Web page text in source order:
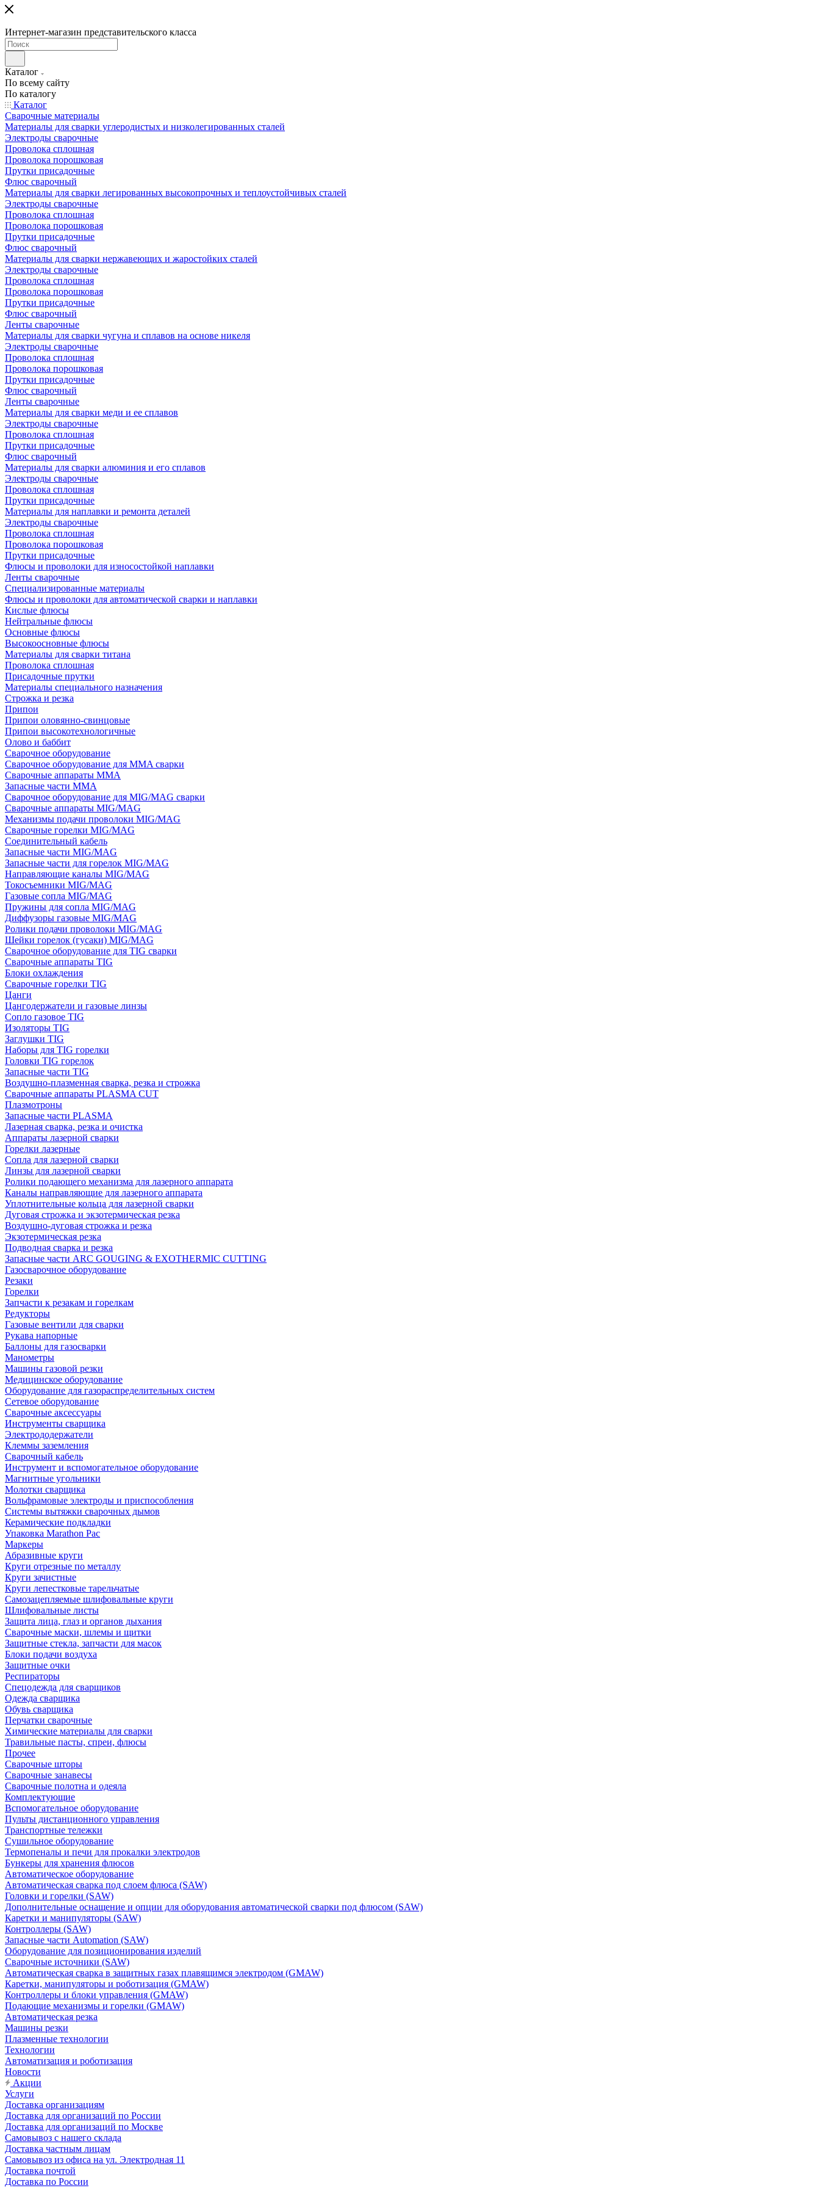
Интернет-магазин представительского класса
Каталог
По всему сайту
По каталогу
Каталог
Сварочные материалы
Материалы для сварки углеродистых и низколегированных сталей
Электроды сварочные
Проволока сплошная
Проволока порошковая
Прутки присадочные
Флюс сварочный
Материалы для сварки легированных высокопрочных и теплоустойчивых сталей
Электроды сварочные
Проволока сплошная
Проволока порошковая
Прутки присадочные
Флюс сварочный
Материалы для сварки нержавеющих и жаростойких сталей
Электроды сварочные
Проволока сплошная
Проволока порошковая
Прутки присадочные
Флюс сварочный
Ленты сварочные
Материалы для сварки чугуна и сплавов на основе никеля
Электроды сварочные
Проволока сплошная
Проволока порошковая
Прутки присадочные
Флюс сварочный
Ленты сварочные
Материалы для сварки меди и ее сплавов
Электроды сварочные
Проволока сплошная
Прутки присадочные
Флюс сварочный
Материалы для сварки алюминия и его сплавов
Электроды сварочные
Проволока сплошная
Прутки присадочные
Материалы для наплавки и ремонта деталей
Электроды сварочные
Проволока сплошная
Проволока порошковая
Прутки присадочные
Флюсы и проволоки для износостойкой наплавки
Ленты сварочные
Специализированные материалы
Флюсы и проволоки для автоматической сварки и наплавки
Кислые флюсы
Нейтральные флюсы
Основные флюсы
Высокоосновные флюсы
Материалы для сварки титана
Проволока сплошная
Присадочные прутки
Материалы специального назначения
Строжка и резка
Припои
Припои оловянно-свинцовые
Припои высокотехнологичные
Олово и баббит
Сварочное оборудование
Сварочное оборудование для MMA сварки
Сварочные аппараты MMA
Запасные части MMA
Сварочное оборудование для MIG/MAG сварки
Сварочные аппараты MIG/MAG
Механизмы подачи проволоки MIG/MAG
Сварочные горелки MIG/MAG
Соединительный кабель
Запасные части MIG/MAG
Запасные части для горелок MIG/MAG
Направляющие каналы MIG/MAG
Токосъемники MIG/MAG
Газовые сопла MIG/MAG
Пружины для сопла MIG/MAG
Диффузоры газовые MIG/MAG
Ролики подачи проволоки MIG/MAG
Шейки горелок (гусаки) MIG/MAG
Сварочное оборудование для TIG сварки
Сварочные аппараты TIG
Блоки охлаждения
Сварочные горелки TIG
Цанги
Цангодержатели и газовые линзы
Сопло газовое TIG
Изоляторы TIG
Заглушки TIG
Наборы для TIG горелки
Головки TIG горелок
Запасные части TIG
Воздушно-плазменная сварка, резка и строжка
Сварочные аппараты PLASMA CUT
Плазмотроны
Запасные части PLASMA
Лазерная сварка, резка и очистка
Аппараты лазерной сварки
Горелки лазерные
Сопла для лазерной сварки
Линзы для лазерной сварки
Ролики подающего механизма для лазерного аппарата
Каналы направляющие для лазерного аппарата
Уплотнительные кольца для лазерной сварки
Дуговая строжка и экзотермическая резка
Воздушно-дуговая строжка и резка
Экзотермическая резка
Подводная сварка и резка
Запасные части ARC GOUGING & EXOTHERMIC CUTTING
Газосварочное оборудование
Резаки
Горелки
Запчасти к резакам и горелкам
Редукторы
Газовые вентили для сварки
Рукава напорные
Баллоны для газосварки
Манометры
Машины газовой резки
Медицинское оборудование
Оборудование для газораспределительных систем
Сетевое оборудование
Сварочные аксессуары
Инструменты сварщика
Электрододержатели
Клеммы заземления
Сварочный кабель
Инструмент и вспомогательное оборудование
Магнитные угольники
Молотки сварщика
Вольфрамовые электроды и приспособления
Системы вытяжки сварочных дымов
Керамические подкладки
Упаковка Marathon Pac
Маркеры
Абразивные круги
Круги отрезные по металлу
Круги зачистные
Круги лепестковые тарельчатые
Самозацепляемые шлифовальные круги
Шлифовальные листы
Защита лица, глаз и органов дыхания
Сварочные маски, шлемы и щитки
Защитные стекла, запчасти для масок
Блоки подачи воздуха
Защитные очки
Респираторы
Спецодежда для сварщиков
Одежда сварщика
Обувь сварщика
Перчатки сварочные
Химические материалы для сварки
Травильные пасты, спреи, флюсы
Прочее
Сварочные шторы
Сварочные занавесы
Сварочные полотна и одеяла
Комплектующие
Вспомогательное оборудование
Пульты дистанционного управления
Транспортные тележки
Сушильное оборудование
Термопеналы и печи для прокалки электродов
Бункеры для хранения флюсов
Автоматическое оборудование
Автоматическая сварка под слоем флюса (SAW)
Головки и горелки (SAW)
Дополнительные оснащение и опции для оборудования автоматической сварки под флюсом (SAW)
Каретки и манипуляторы (SAW)
Контроллеры (SAW)
Запасные части Automation (SAW)
Оборудование для позиционирования изделий
Сварочные источники (SAW)
Автоматическая сварка в защитных газах плавящимся электродом (GMAW)
Каретки, манипуляторы и роботизация (GMAW)
Контроллеры и блоки управления (GMAW)
Подающие механизмы и горелки (GMAW)
Автоматическая резка
Машины резки
Плазменные технологии
Технологии
Автоматизация и роботизация
Новости
Акции
Услуги
Доставка организациям
Доставка для организаций по России
Доставка для организаций по Москве
Самовывоз с нашего склада
Доставка частным лицам
Самовывоз из офиса на ул. Электродная 11
Доставка почтой
Доставка по России